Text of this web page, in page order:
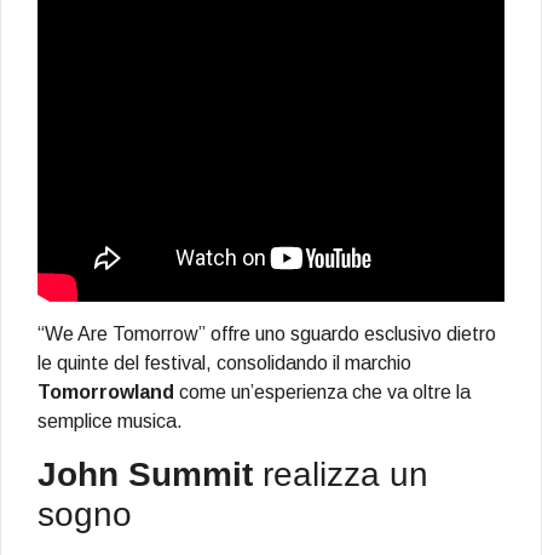
“We Are Tomorrow” offre uno sguardo esclusivo dietro
le quinte del festival, consolidando il marchio
Tomorrowland come un’esperienza che va oltre la
semplice musica.
John Summit realizza un
sogno